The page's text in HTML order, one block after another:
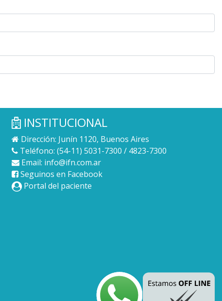
INSTITUCIONAL
Dirección: Junín 1120, Buenos Aires
Teléfono: (54-11) 5031-7300 / 4823-7300
Email: info@ifn.com.ar
Seguinos en Facebook
Portal del paciente